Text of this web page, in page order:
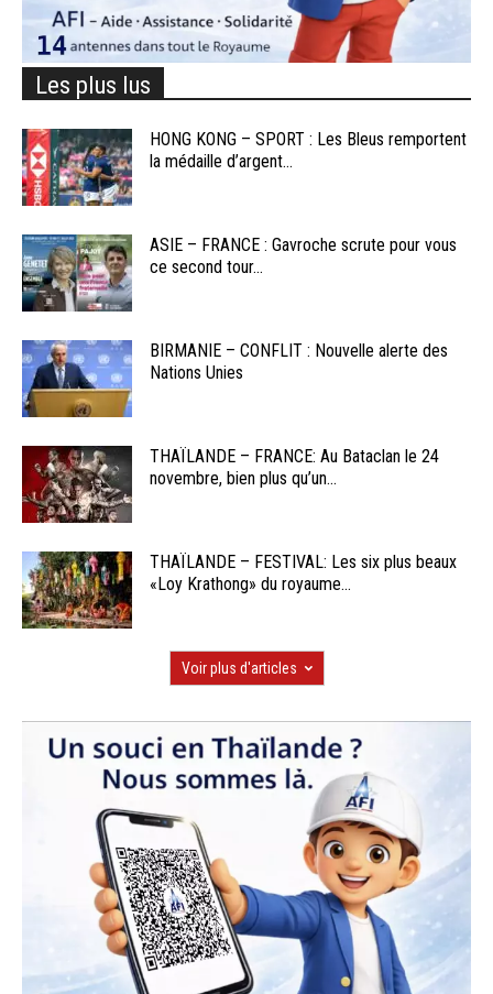
Les plus lus
HONG KONG – SPORT : Les Bleus remportent
la médaille d’argent...
ASIE – FRANCE : Gavroche scrute pour vous
ce second tour...
BIRMANIE – CONFLIT : Nouvelle alerte des
Nations Unies
THAÏLANDE – FRANCE: Au Bataclan le 24
novembre, bien plus qu’un...
THAÏLANDE – FESTIVAL: Les six plus beaux
«Loy Krathong» du royaume...
Voir plus d'articles